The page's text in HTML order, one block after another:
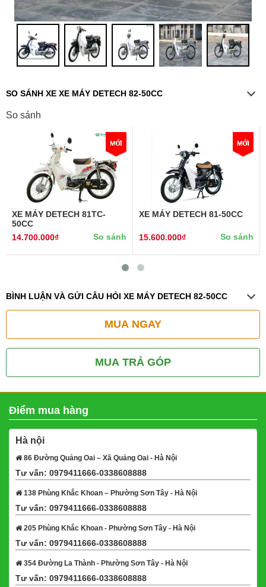
SO SÁNH XE XE MÁY DETECH 82-50CC
So sánh
XE MÁY DETECH 81TC-
50CC
14.700.000₫
So sánh
XE MÁY DETECH 81-50CC
15.600.000₫ So sánh
BÌNH LUẬN VÀ GỬI CÂU HỎI XE MÁY DETECH 82-50CC
MUA NGAY
MUA TRẢ GÓP
Điểm mua hàng
Hà nội
86 Đường Quảng Oai – Xã Quảng Oai - Hà Nội
Tư vấn: 0979411666-0338608888
138 Phùng Khắc Khoan – Phường Sơn Tây - Hà Nội
Tư vấn: 0979411666-0338608888
205 Phùng Khắc Khoan - Phường Sơn Tây - Hà Nội
Tư vấn: 0979411666-0338608888
354 Đường La Thành - Phường Sơn Tây - Hà Nội
Tư vấn: 0979411666-0338608888